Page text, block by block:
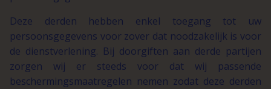
Deze derden hebben enkel toegang tot uw
persoonsgegevens voor zover dat noodzakelijk is voor
de dienstverlening. Bij doorgiften aan derde partijen
zorgen wij er steeds voor dat wij passende
beschermingsmaatregelen nemen zodat deze derden